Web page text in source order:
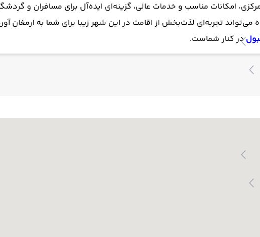
امکانات مناسب و خدمات عالی، گزینه‌ای ایده‌آل برای مسافران و
تجربه‌ای لذت‌بخش از اقامت در این شهر زیبا برای شما به ارمغان
در کنار شماست.